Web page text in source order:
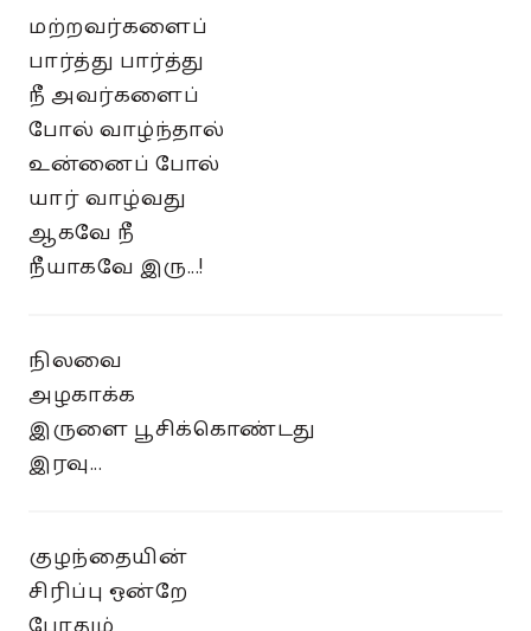
மற்றவர்களைப்
பார்த்து பார்த்து
நீ அவர்களைப்
போல் வாழ்ந்தால்
உன்னைப் போல்
யார் வாழ்வது
ஆகவே நீ
நீயாகவே இரு...!
நிலவை
அழகாக்க
இருளை பூசிக்கொண்டது
இரவு...
குழந்தையின்
சிரிப்பு ஒன்றே